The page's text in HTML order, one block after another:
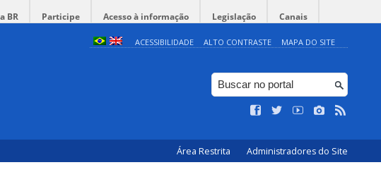
BR Participe Acesso à informação Legislação Canais
ACESSIBILIDADE ALTO CONTRASTE MAPA DO SITE
Área Restrita Administradores do Site